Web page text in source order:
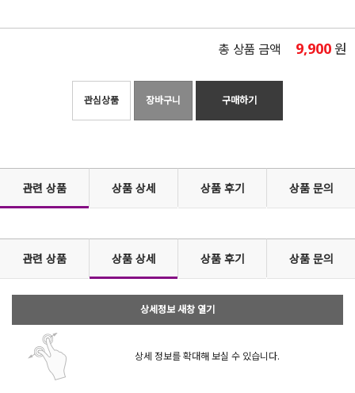
총 상품 금액 9,900원
관심상품 장바구니 구매하기
관련 상품 상품 상세 상품 후기 상품 문의
관련 상품 상품 상세 상품 후기 상품 문의
상세정보 새창 열기
상세 정보를 확대해 보실 수 있습니다.